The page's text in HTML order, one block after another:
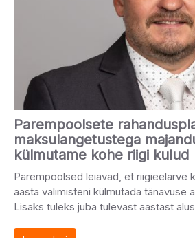
Parempoolsete
maksulangetustega
külmutame kohe riigi kulud
Parempoolsed leiavad, et riigieelarve
aasta valimisteni külmutada tänavuse
Lisaks tuleks juba tulevast aastast